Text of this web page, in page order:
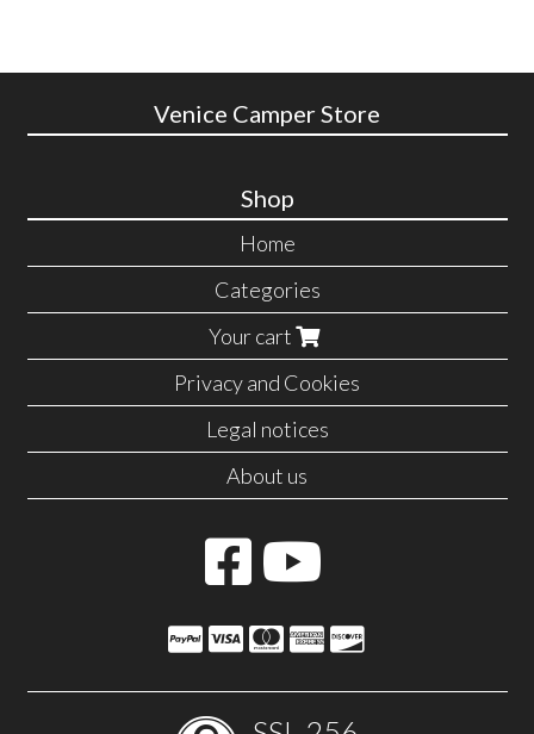
Venice Camper Store
Shop
Home
Categories
Your cart
Privacy and Cookies
Legal notices
About us